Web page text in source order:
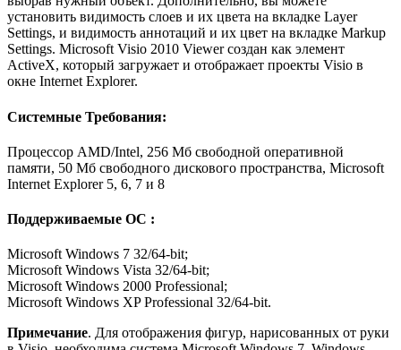
установить видимость слоев и их цвета на вкладке Layer
Settings, и видимость аннотаций и их цвет на вкладке Markup
Settings. Microsoft Visio 2010 Viewer создан как элемент
ActiveX, который загружает и отображает проекты Visio в
окне Internet Explorer.
Системные Требования:
Процессор AMD/Intel, 256 Мб свободной оперативной
памяти, 50 Мб свободного дискового пространства, Microsoft
Internet Explorer 5, 6, 7 и 8
Поддерживаемые ОС :
Microsoft Windows 7 32/64-bit;
Microsoft Windows Vista 32/64-bit;
Microsoft Windows 2000 Professional;
Microsoft Windows XP Professional 32/64-bit.
Примечание. Для отображения фигур, нарисованных от руки